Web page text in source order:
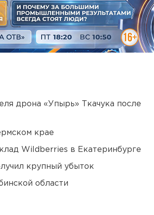
дрона «Упырь» Ткачука после
крае
Wildberries в Екатеринбурге
крупный убыток
области